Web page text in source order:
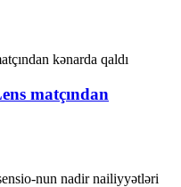
matçından